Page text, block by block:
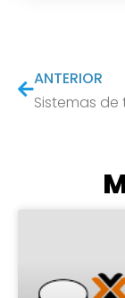
ANTERIOR